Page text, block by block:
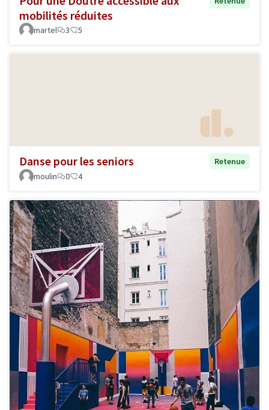
mobilités réduites
martel 3 5
Danse pour les seniors
Retenue
moulin
0 4